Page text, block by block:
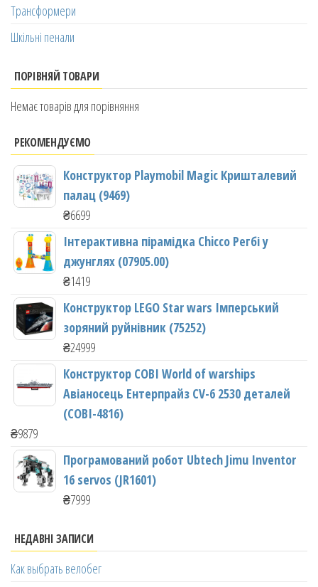
Трансформери
Шкільні пенали
ПОРІВНЯЙ ТОВАРИ
Немає товарів для порівняння
РЕКОМЕНДУЄМО
Конструктор Playmobil Magic Кришталевий
палац (9469)
₴6699
Інтерактивна пірамідка Chicco Регбі у
джунглях (07905.00)
₴1419
Конструктор LEGO Star wars Імперський
зоряний руйнівник (75252)
₴24999
Конструктор COBI World of warships
Авіаносець Ентерпрайз CV-6 2530 деталей
(COBI-4816)
₴9879
Програмований робот Ubtech Jimu Inventor
16 servos (JR1601)
₴7999
НЕДАВНІ ЗАПИСИ
Как выбрать велобег